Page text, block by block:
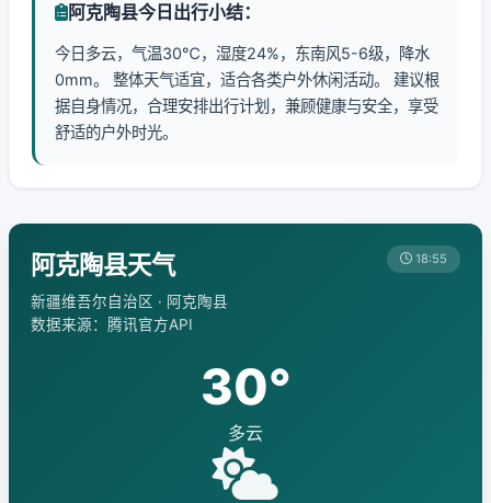
阿克陶县今日出行小结：
今日多云，气温30℃，湿度24%，东南风5-6级，降水
0mm。 整体天气适宜，适合各类户外休闲活动。 建议根
据自身情况，合理安排出行计划，兼顾健康与安全，享受
舒适的户外时光。
阿克陶县天气
新疆维吾尔自治区 · 阿克陶县
数据来源：腾讯官方API
18:55
30°
多云